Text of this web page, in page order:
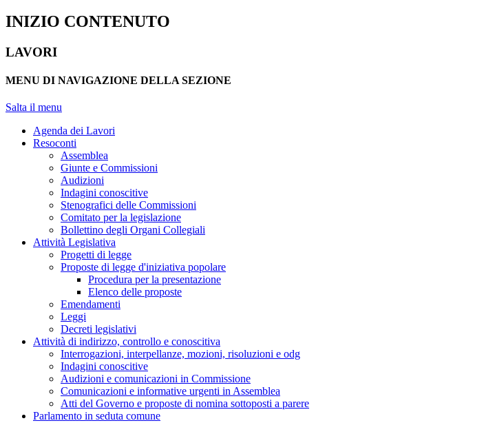
INIZIO CONTENUTO
LAVORI
MENU DI NAVIGAZIONE DELLA SEZIONE
Salta il menu
Agenda dei Lavori
Resoconti
Assemblea
Giunte e Commissioni
Audizioni
Indagini conoscitive
Stenografici delle Commissioni
Comitato per la legislazione
Bollettino degli Organi Collegiali
Attività Legislativa
Progetti di legge
Proposte di legge d'iniziativa popolare
Procedura per la presentazione
Elenco delle proposte
Emendamenti
Leggi
Decreti legislativi
Attività di indirizzo, controllo e conoscitiva
Interrogazioni, interpellanze, mozioni, risoluzioni e odg
Indagini conoscitive
Audizioni e comunicazioni in Commissione
Comunicazioni e informative urgenti in Assemblea
Atti del Governo e proposte di nomina sottoposti a parere
Parlamento in seduta comune